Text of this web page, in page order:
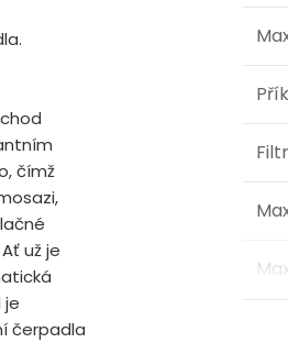
čímž
už je
je
čerpadla
Filtr